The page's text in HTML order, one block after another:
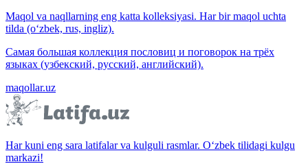
Maqol va naqllarning eng katta kolleksiyasi. Har bir maqol uchta
tilda (o‘zbek, rus, ingliz).
Самая большая коллекция пословиц и поговорок на трёх
языках (узбекский, русский, английский).
maqollar.uz
Har kuni eng sara latifalar va kulguli rasmlar. O‘zbek tilidagi kulgu
markazi!